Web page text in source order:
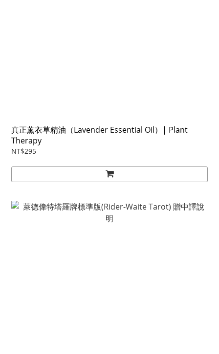
真正薰衣草精油（Lavender Essential Oil）| Plant
Therapy
NT$295